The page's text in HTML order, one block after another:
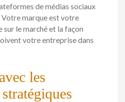
de médias sociaux
marque est votre
sur le marché et la façon
votre entreprise dans
les